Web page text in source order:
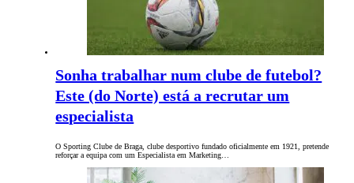
Sonha trabalhar num clube de futebol?
Este (do Norte) está a recrutar um
especialista
O Sporting Clube de Braga, clube desportivo fundado oficialmente em 1921, pretende
reforçar a equipa com um Especialista em Marketing…